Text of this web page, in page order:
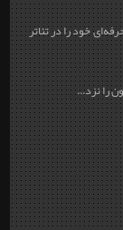
حرفه‌‌ای خود را در تئاتر